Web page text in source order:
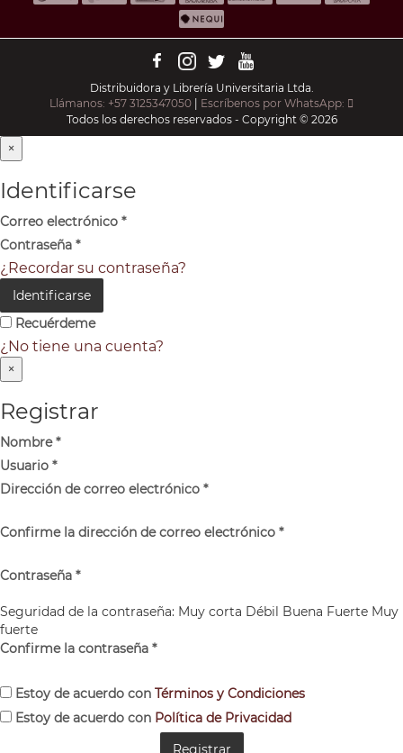
Distribuidora y Librería Universitaria Ltda.
Llámanos: +57 3125347050 | Escríbenos por WhatsApp:
Todos los derechos reservados - Copyright © 2026
×
Identificarse
Correo electrónico *
Contraseña *
¿Recordar su contraseña?
Identificarse
Recuérdeme
¿No tiene una cuenta?
×
Registrar
Nombre*
Usuario *
Dirección de correo electrónico *
Confirme la dirección de correo electrónico *
Contraseña *
Seguridad de la contraseña: Muy corta Débil Buena Fuerte Muy
fuerte
Confirme la contraseña *
Estoy de acuerdo con Términos y Condiciones
Estoy de acuerdo con Política de Privacidad
Registrar